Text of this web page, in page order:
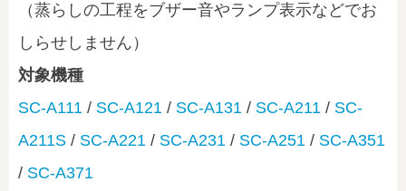
（蒸らしの工程をブザー音やランプ表示などでお
しらせしません）
対象機種
SC-A111 / SC-A121 / SC-A131 / SC-A211 / SC-
A211S / SC-A221 / SC-A231 / SC-A251 / SC-A351
/ SC-A371